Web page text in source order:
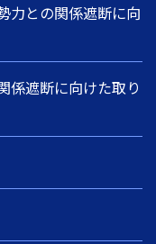
力との関係遮断に向
係遮断に向けた取り